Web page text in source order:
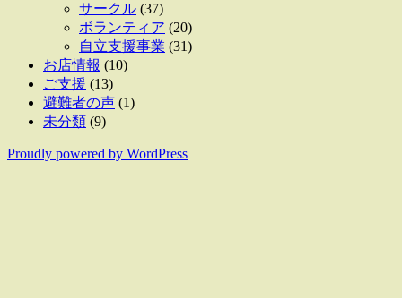
サークル (37)
ボランティア (20)
自立支援事業 (31)
お店情報 (10)
ご支援 (13)
避難者の声 (1)
未分類 (9)
Proudly powered by WordPress